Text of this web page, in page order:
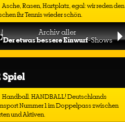
Asche, Rasen, Hartplatz, egal: wir reden den
ihr Tennis wieder schön.
Archiv aller
Der etwas bessere Einwurf-Shows
Handball. HANDBALL! Deutschlands
Nummer 1 im Doppelpass zwischen
und Aktiven.